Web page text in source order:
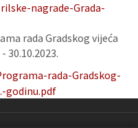
nagrade-Grada-
rada Gradskog vijeća
30.10.2023.
rada-Gradskog-
godinu.pdf